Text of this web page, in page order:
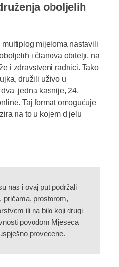
oboljelih
multiplog mijeloma nastavili
i članova obitelji, na
i zdravstveni radnici. Tako
družili uživo u
tjedna kasnije, 24.
Taj format omogućuje
na to u kojem dijelu
nas i ovaj put podržali
pričama, prostorom,
ili na bilo koji drugi
povodom Mjeseca
provedene.